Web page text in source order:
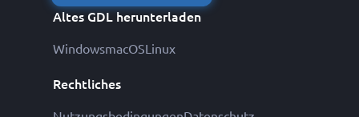
Altes GDL herunterladen
WindowsmacOSLinux
Rechtliches